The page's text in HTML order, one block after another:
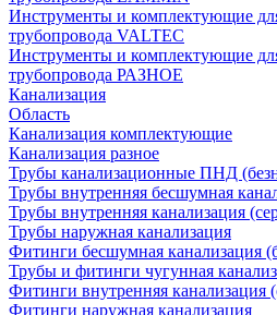
Инструменты и комплектующие
трубопровода VALTEC
Инструменты и комплектующие
трубопровода РАЗНОЕ
Канализация
Область
Канализация комплектующие
Канализация разное
Трубы канализационные ПНД
Трубы внутренняя бесшумная
Трубы внутренняя канализация
Трубы наружная канализация
Фитинги бесшумная канализация
Трубы и фитинги чугунная
Фитинги внутренняя канализация
Фитинги наружная канализация